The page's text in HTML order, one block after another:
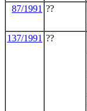
87/1991 ??
137/1991 ??